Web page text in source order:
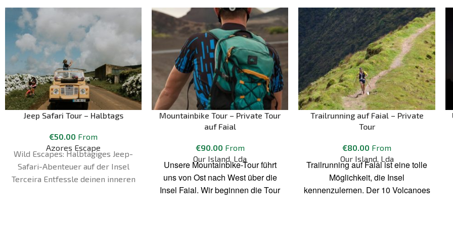
Jeep Safari Tour – Halbtags
€50.00 From
Azores Escape
Wild Escapes: Halbtägiges Jeep-
Safari-Abenteuer auf der Insel
Terceira Entfessle deinen inneren
Mountainbike Tour – Private Tour
auf Faial
€90.00 From
Our Island, Lda
Unsere Mountainbike-Tour führt
uns von Ost nach West über die
Insel Faial. Wir beginnen die Tour
Trailrunning auf Faial – Private
Tour
€80.00 From
Our Island, Lda
Trailrunning auf Faial ist eine tolle
Möglichkeit, die Insel
kennenzulernen. Der 10 Volcanoes